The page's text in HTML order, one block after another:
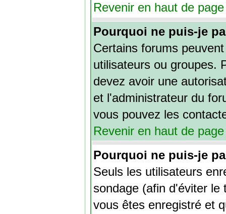
Revenir en haut de page
Pourquoi ne puis-je
Certains forums
utilisateurs ou groupes.
devez avoir une
et l'administrateur du
vous pouvez les
Revenir en haut de page
Pourquoi ne puis-je
Seuls les utilisateurs
sondage (afin d'éviter
vous êtes enregistré et